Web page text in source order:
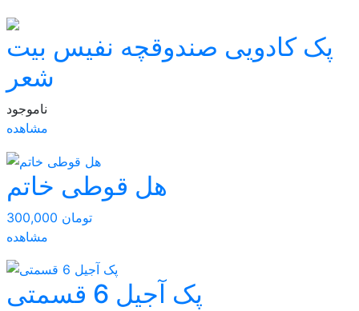
پک کادویی صندوقچه نفیس بیت
شعر
ناموجود
مشاهده
هل قوطی خاتم
300,000 تومان
مشاهده
پک آجیل 6 قسمتی